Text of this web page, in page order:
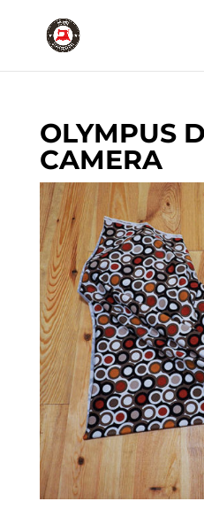
OLYMPUS
CAMERA